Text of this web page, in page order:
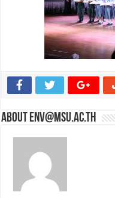
About env@msu.ac.th